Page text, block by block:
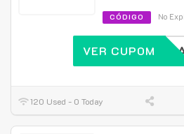
CÓDIGO No
VER CUPOM
120 Used - 0 Today